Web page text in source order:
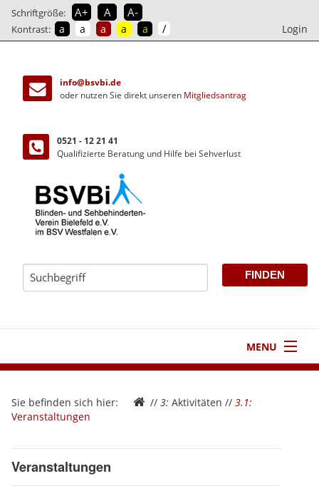
Schriftgröße: A+ A A-
Kontrast: a a a a a / Login
info@bsvbi.de
oder nutzen Sie direkt unseren Mitgliedsantrag
0521 - 12 21 41
Qualifizierte Beratung und Hilfe bei Sehverlust
zum
Inhalt
MENU
2
Verein
3
Aktivitäten
Sie befinden sich hier: //3:Aktivitäten //3.1:
Veranstaltungen
Veranstaltungen